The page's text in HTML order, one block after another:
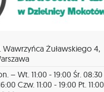
Wawrzyńca Żuławskiego 4,
– Wt. 11:00 - 19:00 Śr. 08:30
Czw. 11:00 - 19:00 Pt. 11:00